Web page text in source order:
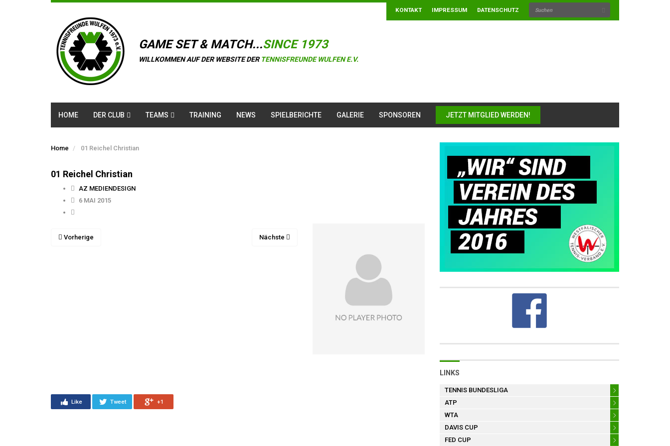
KONTAKT IMPRESSUM DATENSCHUTZ
GAME SET & MATCH...SINCE 1973
WILLKOMMEN AUF DER WEBSITE DER TENNISFREUNDE WULFEN E.V.
HOME DER CLUB TEAMS TRAINING NEWS SPIELBERICHTE GALERIE SPONSOREN JETZT MITGLIED WERDEN!
Home 01 Reichel Christian
01 Reichel Christian
AZ MEDIENDESIGN
6 MAI 2015
Vorherige Nächste
Like Tweet +1
LINKS
TENNIS BUNDESLIGA
ATP
WTA
DAVIS CUP
FED CUP